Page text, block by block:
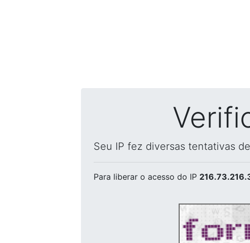
Seu IP fez diversas tentativas
Para liberar o acesso do IP